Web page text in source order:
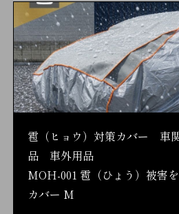
雹（ヒョウ）対策カバー 車
品 車外用品
MOH-001 雹（ひょう）被害
カバー M